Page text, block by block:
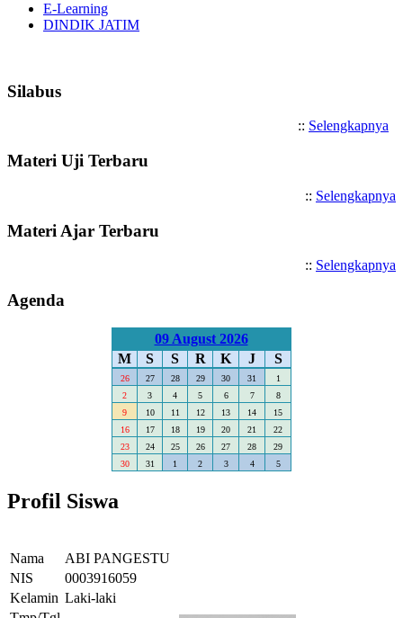
E-Learning
DINDIK JATIM
Silabus
:: Selengkapnya
Materi Uji Terbaru
:: Selengkapnya
Materi Ajar Terbaru
:: Selengkapnya
Agenda
09 August 2026
M
S S R K J S
26 27 28 29 30 31
1
2
3 4 5 6 7
8
9
10 11 12 13 14
15
16
17 18 19 20 21
22
23
24 25 26 27 28
29
30
31 1 2 3 4 5
Profil Siswa
Nama
ABI PANGESTU
NIS
0003916059
Kelamin Laki-laki